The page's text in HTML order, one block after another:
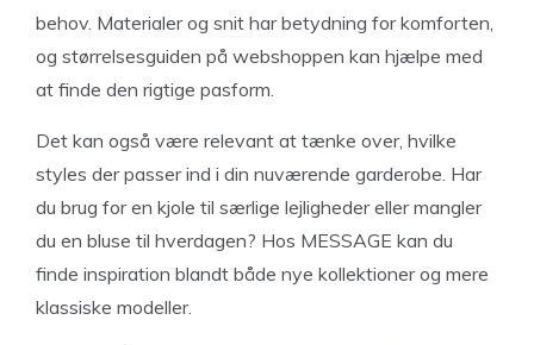
behov. Materialer og snit har betydning for komforten,
og størrelsesguiden på webshoppen kan hjælpe med
at finde den rigtige pasform.
Det kan også være relevant at tænke over, hvilke
styles der passer ind i din nuværende garderobe. Har
du brug for en kjole til særlige lejligheder eller mangler
du en bluse til hverdagen? Hos MESSAGE kan du
finde inspiration blandt både nye kollektioner og mere
klassiske modeller.